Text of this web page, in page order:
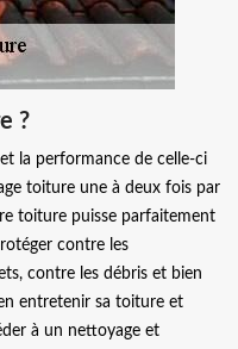
?
la performance de celle-ci
toiture une à deux fois par
toiture puisse parfaitement
contre les
contre les débris et bien
entretenir sa toiture et
à un nettoyage et